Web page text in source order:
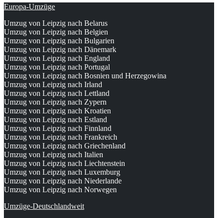
Europa-Umzüge
Umzug von Leipzig nach Belarus
Umzug von Leipzig nach Belgien
Umzug von Leipzig nach Bulgarien
Umzug von Leipzig nach Dänemark
Umzug von Leipzig nach England
Umzug von Leipzig nach Portugal
Umzug von Leipzig nach Bosnien und Herzegowina
Umzug von Leipzig nach Irland
Umzug von Leipzig nach Lettland
Umzug von Leipzig nach Zypern
Umzug von Leipzig nach Kroatien
Umzug von Leipzig nach Estland
Umzug von Leipzig nach Finnland
Umzug von Leipzig nach Frankreich
Umzug von Leipzig nach Griechenland
Umzug von Leipzig nach Italien
Umzug von Leipzig nach Liechtenstein
Umzug von Leipzig nach Luxemburg
Umzug von Leipzig nach Niederlande
Umzug von Leipzig nach Norwegen
Umzüge-Deutschlandweit